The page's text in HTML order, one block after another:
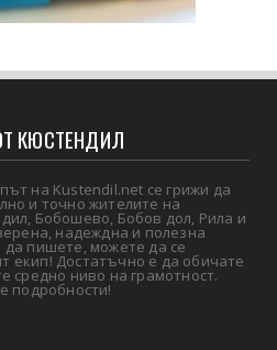
КЮСТЕНДИЛ
на Kustendil.net се грижи да
и точно жителите на
Бобошево, Бобов дол, Рила и
надеждна и полезна
пишете, можете да се
екип! Достатъчно е да обичате
средно ниво на грамотност.
подробности!